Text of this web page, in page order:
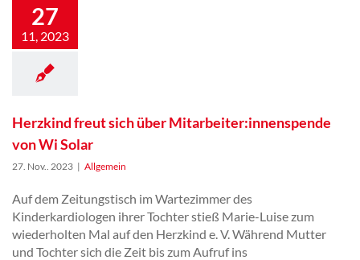
27
11, 2023
Herzkind freut sich über Mitarbeiter:innenspende
von Wi Solar
27. Nov.. 2023 | Allgemein
Auf dem Zeitungstisch im Wartezimmer des
Kinderkardiologen ihrer Tochter stieß Marie-Luise zum
wiederholten Mal auf den Herzkind e. V. Während Mutter
und Tochter sich die Zeit bis zum Aufruf ins